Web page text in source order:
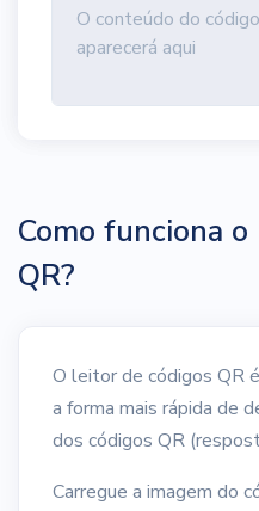
Como funciona
QR?
O leitor de códigos QR
a forma mais rápida de
dos códigos QR
Carregue a imagem do